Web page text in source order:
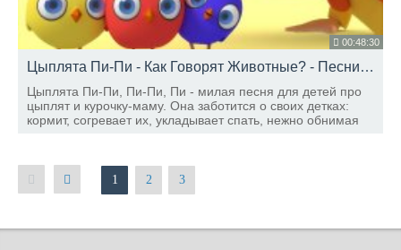
00:48:30
Цыплята Пи-Пи - Как Говорят Животные? - Песни Для Детей
Цыплята Пи-Пи, Пи-Пи, Пи - милая песня для детей про
цыплят и курочку-маму. Она заботится о своих детках:
кормит, согревает их, укладывает спать, нежно обнимая
1 2 3